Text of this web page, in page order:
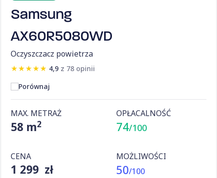
Samsung
AX60R5080WD
Oczyszczacz powietrza
★★★★★ 4,9 z 78 opinii
Porównaj
MAX. METRAŻ
58 m2
OPŁACALNOŚĆ
74/100
CENA
1 299 zł
MOŻLIWOŚCI
50/100